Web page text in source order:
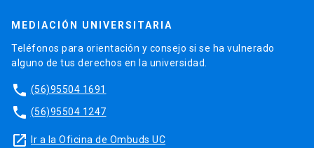
MEDIACIÓN UNIVERSITARIA
Teléfonos para orientación y consejo si se ha vulnerado
alguno de tus derechos en la universidad.
phone (56)95504 1691
phone (56)95504 1247
launch Ir a la Oficina de Ombuds UC